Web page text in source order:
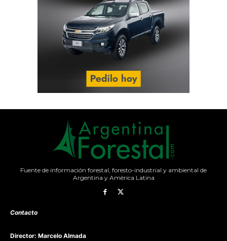
Fuente de información forestal, foresto-industrial y ambiental de
Argentina y América Latina
Contacto
Director: Marcelo Almada